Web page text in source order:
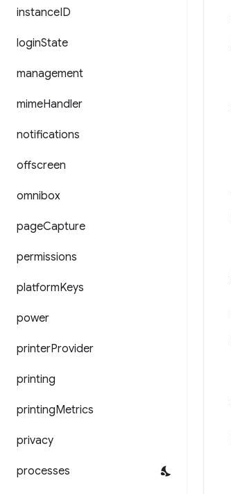
instanceID
loginState
management
mimeHandler
notifications
offscreen
omnibox
pageCapture
permissions
platformKeys
power
printerProvider
printing
printingMetrics
privacy
processes